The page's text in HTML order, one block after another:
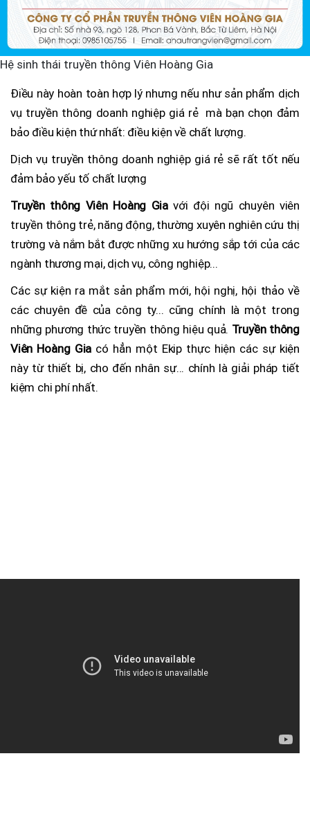
Hệ sinh thái truyền thông Viên Hoàng Gia
Điều này hoàn toàn hợp lý nhưng nếu như sản phẩm dịch
vụ truyền thông doanh nghiệp giá rẻ mà bạn chọn đảm
bảo điều kiện thứ nhất: điều kiện về chất lượng.
Dịch vụ truyền thông doanh nghiệp giá rẻ sẽ rất tốt nếu
đảm bảo yếu tố chất lượng
Truyền thông Viên Hoàng Giavới đội ngũ chuyên viên
truyền thông trẻ, năng động, thường xuyên nghiên cứu thị
trường và nắm bắt được những xu hướng sắp tới của các
ngành thương mại, dịch vụ, công nghiệp...
Các sự kiện ra mắt sản phẩm mới, hội nghị, hội thảo về
các chuyên đề của công ty... cũng chính là một trong
những phương thức truyền thông hiệu quả. Truyền thông
Viên Hoàng Gia có hẳn một Ekip thực hiện các sự kiện
này từ thiết bị, cho đến nhân sự... chính là giải pháp tiết
kiệm chi phí nhất.